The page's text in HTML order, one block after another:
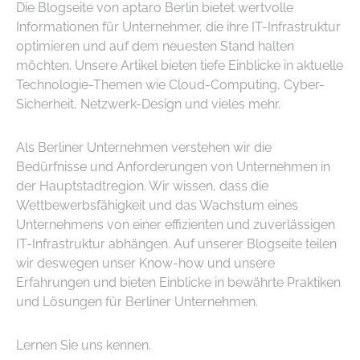
Die Blogseite von aptaro Berlin bietet wertvolle
Informationen für Unternehmer, die ihre IT-Infrastruktur
optimieren und auf dem neuesten Stand halten
möchten. Unsere Artikel bieten tiefe Einblicke in aktuelle
Technologie-Themen wie Cloud-Computing, Cyber-
Sicherheit, Netzwerk-Design und vieles mehr.
Als Berliner Unternehmen verstehen wir die
Bedürfnisse und Anforderungen von Unternehmen in
der Hauptstadtregion. Wir wissen, dass die
Wettbewerbsfähigkeit und das Wachstum eines
Unternehmens von einer effizienten und zuverlässigen
IT-Infrastruktur abhängen. Auf unserer Blogseite teilen
wir deswegen unser Know-how und unsere
Erfahrungen und bieten Einblicke in bewährte Praktiken
und Lösungen für Berliner Unternehmen.
Lernen Sie uns kennen.